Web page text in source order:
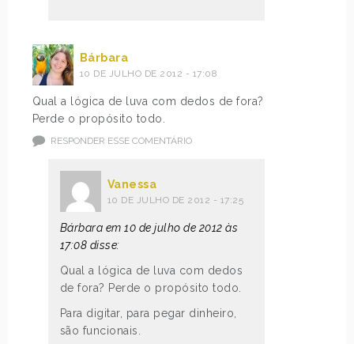
Bárbara
10 DE JULHO DE 2012 - 17:08
Qual a lógica de luva com dedos de fora?
Perde o propósito todo.
RESPONDER ESSE COMENTÁRIO
Vanessa
10 DE JULHO DE 2012 - 17:25
Bárbara em 10 de julho de 2012 às
17:08 disse:
Qual a lógica de luva com dedos
de fora? Perde o propósito todo.
Para digitar, para pegar dinheiro,
são funcionais.